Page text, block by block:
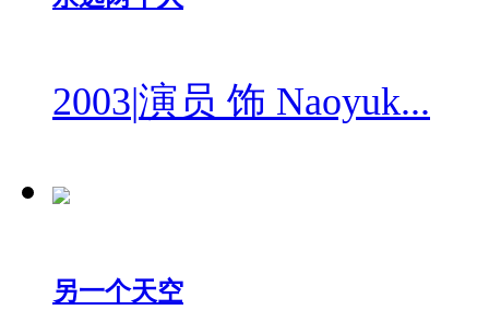
2003|演员 饰 Naoyuk...
另一个天空